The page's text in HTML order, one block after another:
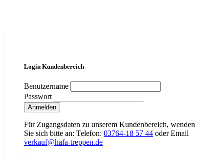
Login Kundenbereich
Benutzername
Passwort
Anmelden
Für Zugangsdaten zu unserem Kundenbereich, wenden
Sie sich bitte an: Telefon: 03764-18 57 44 oder Email
verkauf@hafa-treppen.de